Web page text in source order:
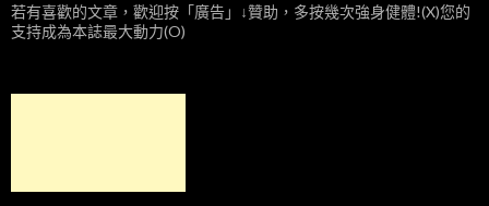
若有喜歡的文章，歡迎按「廣告」↓贊助，多按幾次強身健體!(X)您的
支持成為本誌最大動力(O)